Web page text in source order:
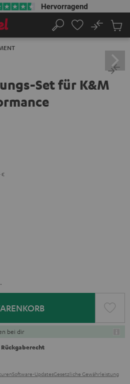
Suche
No
Set für K&M
€
bei dir
Software-UpdatesGesetzliche Gewährleistung